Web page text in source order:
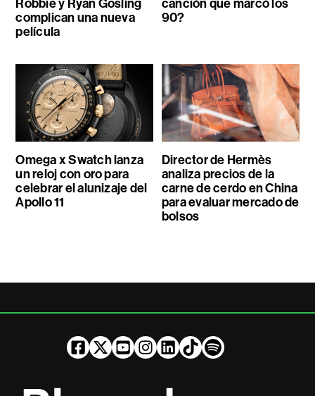
Robbie y Ryan Gosling
complican una nueva
película
canción que marcó los
90?
Omega x Swatch lanza
un reloj con oro para
celebrar el alunizaje del
Apollo 11
Director de Hermès
analiza precios de la
carne de cerdo en China
para evaluar mercado de
bolsos